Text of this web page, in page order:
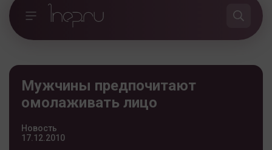
Мужчины предпочитают
омолаживать лицо
Новость
17.12.2010